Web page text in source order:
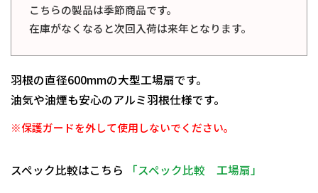
こちらの製品は季節商品です。
在庫がなくなると次回入荷は来年となります。
羽根の直径600mmの大型工場扇です。
油気や油煙も安心のアルミ羽根仕様です。
※保護ガードを外して使用しないでください。
スペック比較はこちら
「スペック比較 工場扇」